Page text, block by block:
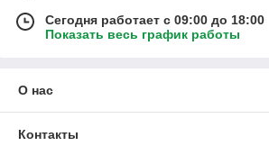
Сегодня работает с 09:00 до 18:00
Показать весь график работы
О нас
Контакты